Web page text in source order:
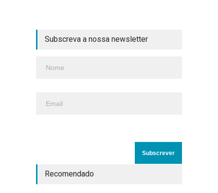
Subscreva a nossa newsletter
Recomendado